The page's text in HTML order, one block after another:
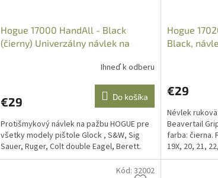
Hogue 17000 HandAll - Black
(čierny) Univerzálny návlek na
Ihneď k odberu
€29 Do košíka
Protišmykový návlek na pažbu HOGUE pre
všetky modely pištole Glock , S&W, Sig
Sauer, Ruger, Colt double Eagel, Berett.
Hogue
Black,
€29
Névlek
Beavertail
farba: čierna.
19X, 20, 21,
(Gen 1, 2 a 5)
Kód: 32002